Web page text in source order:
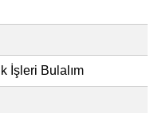
İşleri Bulalım